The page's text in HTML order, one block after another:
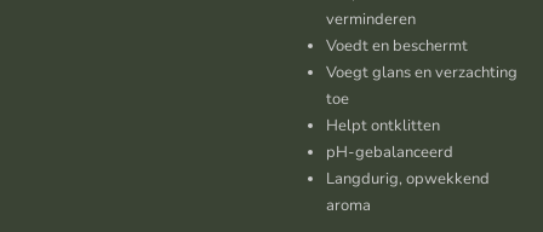
verminderen
Voedt en beschermt
Voegt glans en verzachting
toe
Helpt ontklitten
pH-gebalanceerd
Langdurig, opwekkend
aroma